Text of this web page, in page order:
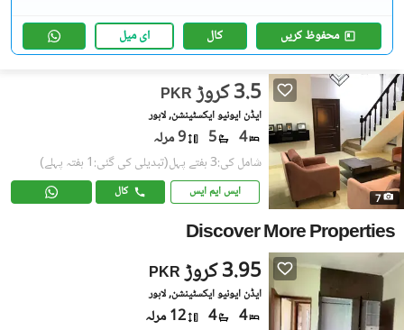
محفوظ کریں کال ای میل
7
PKR 3.5 کروڑ
ایڈن ایونیو ایکسٹینشن, لاہور
4
5 9 مرلہ
شامل کی:3 ہفتے پہل (تبدیلی کی گئی:1 ہفتہ پہلے)
ایس ایم ایس کال
Discover More Properties
PKR 3.95 کروڑ
ایڈن ایونیو ایکسٹینشن, لاہور
4
4 12 مرلہ